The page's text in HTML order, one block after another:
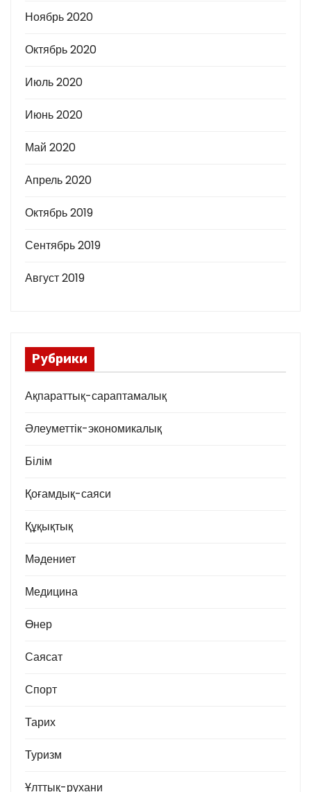
Ноябрь 2020
Октябрь 2020
Июль 2020
Июнь 2020
Май 2020
Апрель 2020
Октябрь 2019
Сентябрь 2019
Август 2019
Рубрики
Ақпараттық-сараптамалық
Әлеуметтік-экономикалық
Білім
Қоғамдық-саяси
Құқықтық
Мәдениет
Медицина
Өнер
Саясат
Спорт
Тарих
Туризм
Ұлттық-рухани